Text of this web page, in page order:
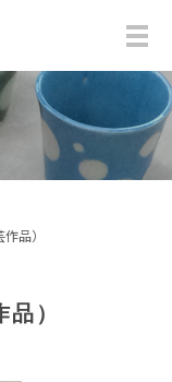
品）
）